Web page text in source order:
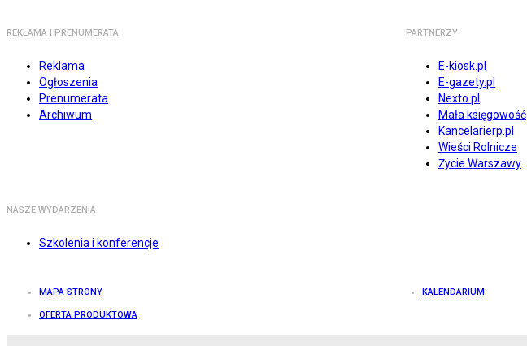
REKLAMA I PRENUMERATA
Reklama
Ogłoszenia
Prenumerata
Archiwum
PARTNERZY
E-kiosk.pl
E-gazety.pl
Nexto.pl
Mała księgowość
Kancelarierp.pl
Wieści Rolnicze
Życie Warszawy
NASZE WYDARZENIA
Szkolenia i konferencje
MAPA STRONY KALENDARIUM
OFERTA PRODUKTOWA